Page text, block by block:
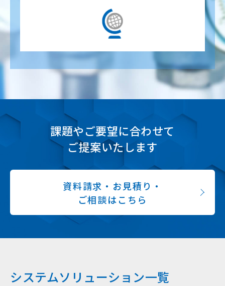
課題やご要望に合わせて
ご提案いたします
資料請求・お見積り・
ご相談はこちら
システムソリューション一覧